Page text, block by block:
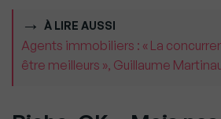
À LIRE AUSSI
Agents immobiliers : « La
être meilleurs », Guillaume